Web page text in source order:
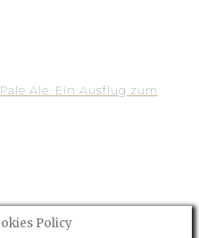
Ale. Ein Ausflug zum
Policy